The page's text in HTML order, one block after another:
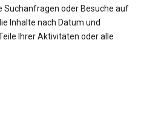
Suchanfragen oder Besuche auf
Inhalte nach Datum und
Ihrer Aktivitäten oder alle